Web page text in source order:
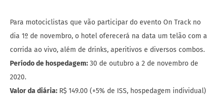
Para motociclistas que vão participar do evento On Track no
dia 1º de novembro, o hotel oferecerá na data um telão com a
corrida ao vivo, além de drinks, aperitivos e diversos combos.
Período de hospedagem: 30 de outubro a 2 de novembro de
2020.
Valor da diária: R$ 149.00 (+5% de ISS, hospedagem individual)